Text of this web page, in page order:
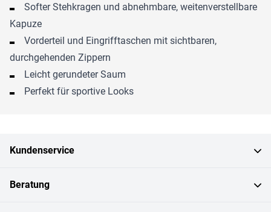
Softer Stehkragen und abnehmbare, weitenverstellbare
Kapuze
Vorderteil und Eingrifftaschen mit sichtbaren,
durchgehenden Zippern
Leicht gerundeter Saum
Perfekt für sportive Looks
Kundenservice
Beratung